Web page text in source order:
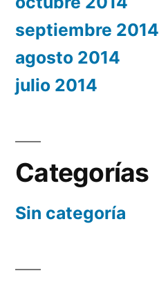
septiembre 2014
agosto 2014
julio 2014
Categorías
Sin categoría